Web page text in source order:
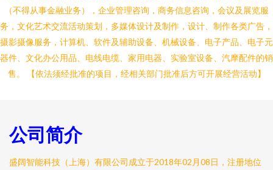
（不得从事金融业务），企业管理咨询，商务信息咨询，会议及展览服
务，文化艺术交流活动策划，多媒体设计及制作，设计、制作各类广告，
摄影摄像服务，计算机、软件及辅助设备、机械设备、电子产品、电子元
器件、文化办公用品、电线电缆、家用电器、实验室设备、汽摩配件的销
售。 【依法须经批准的项目，经相关部门批准后方可开展经营活动】
公司简介
盛阔智能科技（上海）有限公司成立于2018年02月08日，注册地位